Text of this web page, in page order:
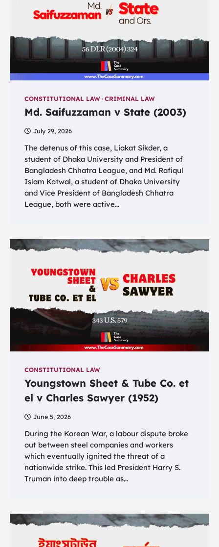
CONSTITUTIONAL LAW CRIMINAL LAW
Md. Saifuzzaman v State (2003)
July 29, 2026
The detenus of this case, Liakat Sikder, a
student of Dhaka University and President of
Bangladesh Chhatra League, and Md. Rafiqul
Islam Kotwal, a student of Dhaka University
and Vice President of Bangladesh Chhatra
League, both were active…
CONSTITUTIONAL LAW
Youngstown Sheet & Tube Co. et
el v Charles Sawyer (1952)
June 5, 2026
During the Korean War, a labour dispute broke
out between steel companies and workers
which eventually ignited the threat of a
nationwide strike. This led President Harry S.
Truman into deep trouble as…